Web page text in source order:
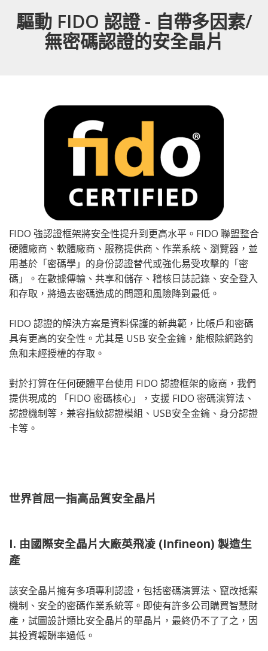
驅動 FIDO 認證 - 自帶多因素/
無密碼認證的安全晶片
FIDO 強認證框架將安全性提升到更高水平。FIDO 聯盟整合
硬體廠商、軟體廠商、服務提供商、作業系統、瀏覽器，並
用基於「密碼學」的身份認證替代或強化易受攻擊的「密
碼」。在數據傳輸、共享和儲存、稽核日誌記錄、安全登入
和存取，將過去密碼造成的問題和風險降到最低。
FIDO 認證的解決方案是資料保護的新典範，比帳戶和密碼
具有更高的安全性。尤其是 USB 安全金鑰，能根除網路釣
魚和未經授權的存取。
對於打算在任何硬體平台使用 FIDO 認證框架的廠商，我們
提供現成的 「FIDO 密碼核心」，支援 FIDO 密碼演算法、
認證機制等，兼容指紋認證模組、USB安全金鑰、身分認證
卡等。
世界首屈一指高品質安全晶片
I. 由國際安全晶片大廠英飛凌 (Infineon) 製造生
產
該安全晶片擁有多項專利認證，包括密碼演算法、竄改抵禦
機制、安全的密碼作業系統等。即使有許多公司購買智慧財
產，試圖設計類比安全晶片的單晶片，最終仍不了了之，因
其投資報酬率過低。